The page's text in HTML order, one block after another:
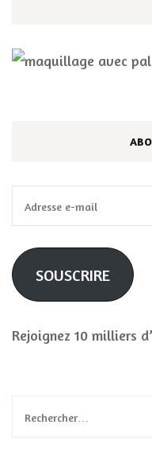
e-
mail
SOUSCRIRE
Rejoignez 10 milliers
Rechercher :